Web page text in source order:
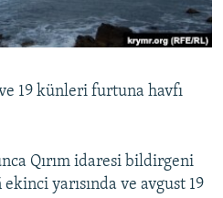
19 künleri furtuna havfı
Qırım idaresi bildirgeni
yarısında ve avgust 19